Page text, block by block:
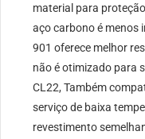
material para
aço carbono é menos
901 oferece melhor
não é otimizado para
CL22, Também
serviço de baixa
revestimento